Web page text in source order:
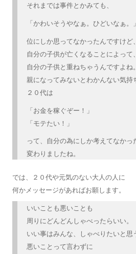
それまでは事件とかみても、
「かわいそうやなぁ。ひどいなぁ。」
位にしか思ってなかったんですけど、
自分の子供が亡くなることによって、
自分の子供と重ねちゃうんですよね。
親になってみないとわかんない気持
２０代は
「お金を稼ぐぞー！」
「モテたい！」
って、自分の為にしか考えてなかっ
変わりましたね。
では、２０代や元気のない大人の人に
何かメッセージがあればお願します。
いいことも悪いことも
周りにどんどんしゃべったらいい。
いい事はみんな、しゃべりたいと思
悪いことって言わずに